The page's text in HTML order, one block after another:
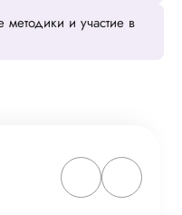
методики и участие в